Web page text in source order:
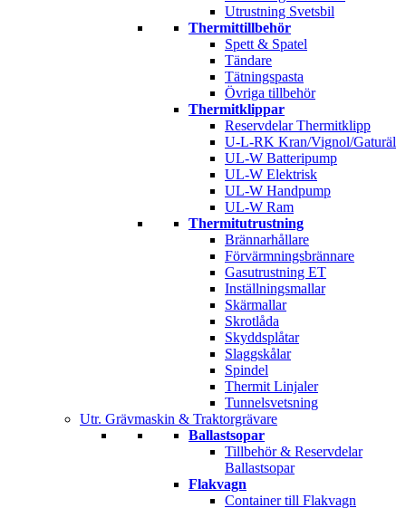
Utrustning Svetsbil
Thermittillbehör
Spett & Spatel
Tändare
Tätningspasta
Övriga tillbehör
Thermitklippar
Reservdelar Thermitklipp
U-L-RK Kran/Vignol/Gaturäl
UL-W Batteripump
UL-W Elektrisk
UL-W Handpump
UL-W Ram
Thermitutrustning
Brännarhållare
Förvärmningsbrännare
Gasutrustning ET
Inställningsmallar
Skärmallar
Skrotlåda
Skyddsplåtar
Slaggskålar
Spindel
Thermit Linjaler
Tunnelsvetsning
Utr. Grävmaskin & Traktorgrävare
Ballastsopar
Tillbehör & Reservdelar
Ballastsopar
Flakvagn
Container till Flakvagn